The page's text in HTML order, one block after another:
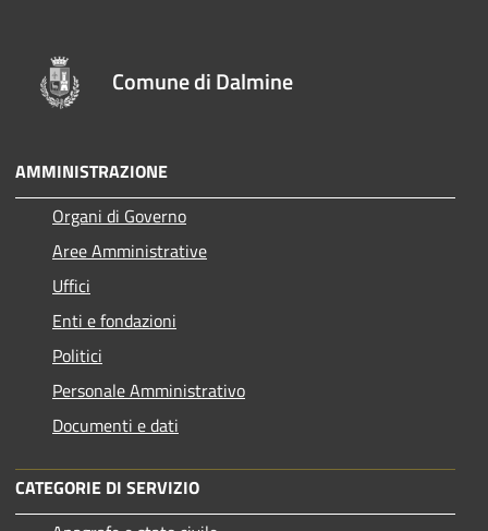
Comune di Dalmine
AMMINISTRAZIONE
Organi di Governo
Aree Amministrative
Uffici
Enti e fondazioni
Politici
Personale Amministrativo
Documenti e dati
CATEGORIE DI SERVIZIO